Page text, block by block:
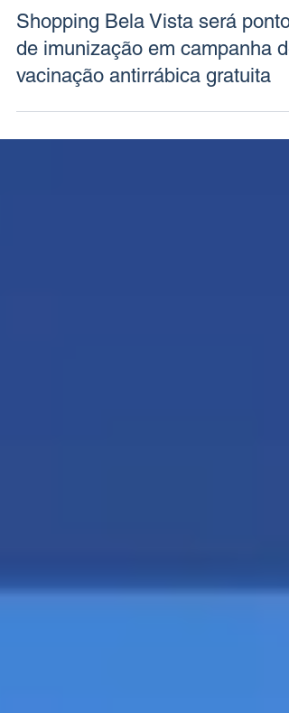
17 de ago. de 2024
Shopping Bela Vista será ponto
de imunização em campanha de
vacinação antirrábica gratuita